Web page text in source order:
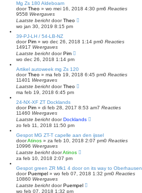
Mg Zs 180 Aldeboarn
doorTheo » wo mei 16, 2018 4:30 pm6 Reacties
9558 Weergaves
Laatste bericht doorTheo
wo jan 30, 2019 8:15 pm
39-PJ-LH / 54-LB-NZ
doorPim » wo dec 26, 2018 1:14 pm0 Reacties
14917 Weergaves
Laatste bericht doorPim
wo dec 26, 2018 1:14 pm
Artikel autoweek mg Zs 120
doorTheo » ma feb 19, 2018 6:45 pm0 Reacties
11401 Weergaves
Laatste bericht doorTheo
ma feb 19, 2018 6:45 pm
24-NX-XF ZT Docklands
doorPim » di feb 28, 2017 8:53 am7 Reacties
11460 Weergaves
Laatste bericht doorDocklands
zo feb 11, 2018 11:50 pm
Gespot MG ZT-T capelle aan den ijssel
doorAtinos » za feb 10, 2018 2:07 pm0 Reacties
10996 Weergaves
Laatste bericht doorAtinos
za feb 10, 2018 2:07 pm
Gespot green ZR Mk1 4 door on its way to Oberhausen
doorPuempel » wo feb 07, 2018 1:32 pm0 Reacties
10860 Weergaves
Laatste bericht doorPuempel
wo feb 07, 2018 1:32 pm